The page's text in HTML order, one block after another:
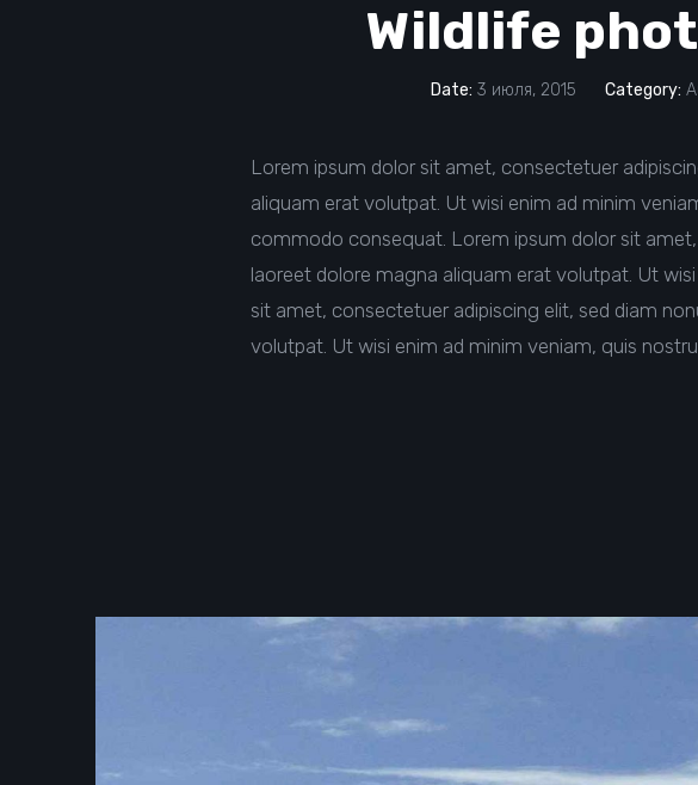
Wildlife
Date: 3 июля, 2015 Category:
Lorem ipsum dolor sit amet, consectetuer
aliquam erat volutpat. Ut wisi enim ad minim
commodo consequat. Lorem ipsum dolor sit
laoreet dolore magna aliquam erat volutpat. Ut
sit amet, consectetuer adipiscing elit, sed diam
volutpat. Ut wisi enim ad minim veniam, quis